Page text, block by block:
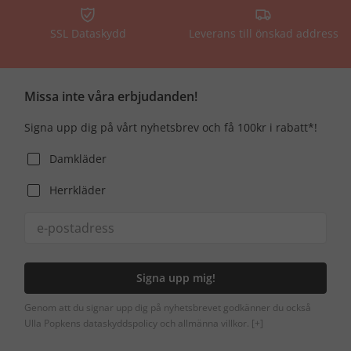
SSL Dataskydd Leverans till önskad address
Missa inte våra erbjudanden!
Signa upp dig på vårt nyhetsbrev och få 100kr i rabatt*!
Damkläder
Herrkläder
Signa upp mig!
Genom att du signar upp dig på nyhetsbrevet godkänner du också
Ulla Popkens dataskyddspolicy och allmänna villkor. [+]